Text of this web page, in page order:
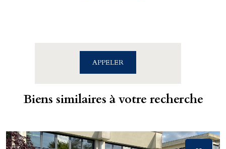
APPELER
Biens similaires à votre recherche